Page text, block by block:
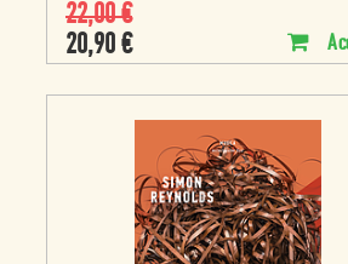
22,00€
20,90 €